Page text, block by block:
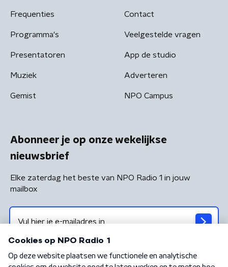
Frequenties
Programma's
Presentatoren
Muziek
Gemist
Contact
Veelgestelde vragen
App de studio
Adverteren
NPO Campus
Abonneer je op onze wekelijkse
nieuwsbrief
Elke zaterdag het beste van NPO Radio 1 in jouw
mailbox